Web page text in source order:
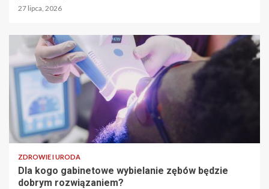
27 lipca, 2026
ZDROWIE I URODA
Dla kogo gabinetowe wybielanie zębów będzie
dobrym rozwiązaniem?